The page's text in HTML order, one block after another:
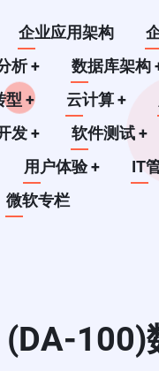
企业应用架构
析+ 数据库架构
型+ 云计算+
发+ 软件测试+
用户体验+ IT
微软专栏
100)